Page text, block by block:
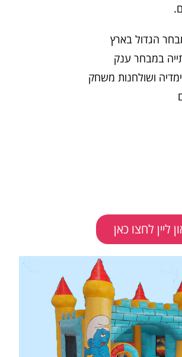
הגדול בארץ
במבחר ענק
ושולחנות משחק
ליין לחצו כאן